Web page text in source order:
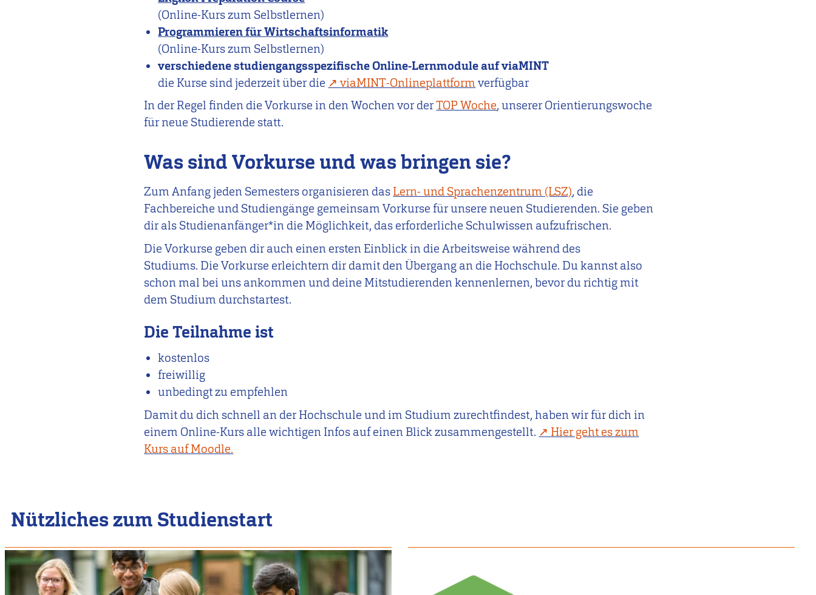
(Online-Kurs zum Selbstlernen)
Programmieren für Wirtschaftsinformatik
(Online-Kurs zum Selbstlernen)
verschiedene studiengangsspezifische Online-Lernmodule auf viaMINT
die Kurse sind jederzeit über die
viaMINT-Onlineplattform verfügbar
In der Regel finden die Vorkurse in den Wochen vor derTOP Woche, unserer Orientierungswoche
für neue Studierende statt.
Was sind Vorkurse und was bringen sie?
Zum Anfang jeden Semesters organisieren das Lern- und Sprachenzentrum (LSZ), die
Fachbereiche und Studiengänge gemeinsam Vorkurse für unsere neuen Studierenden. Sie geben
dir als Studienanfänger*in die Möglichkeit, das erforderliche Schulwissen aufzufrischen.
Die Vorkurse geben dir auch einen ersten Einblick in die Arbeitsweise während des
Studiums. Die Vorkurse erleichtern dir damit den Übergang an die Hochschule. Du kannst also
schon mal bei uns ankommenund deine Mitstudierenden kennenlernen, bevor du richtig mit
dem Studium durchstartest.
Die Teilnahme ist
kostenlos
freiwillig
unbedingt zu empfehlen
Damit du dich schnell an der Hochschule und im Studium zurechtfindest, haben wir für dich in
einem Online-Kurs alle wichtigen Infos auf einen Blick zusammengestellt.
Hier geht es zum
Kurs auf Moodle.
Nützliches zum Studienstart